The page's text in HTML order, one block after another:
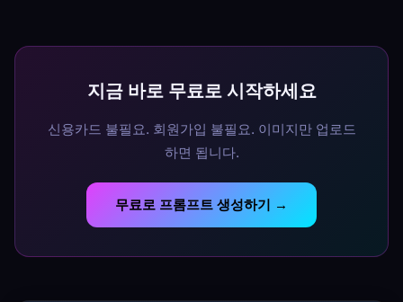
지금 바로 무료로 시작하세요
신용카드 불필요. 회원가입 불필요. 이미지만 업로드
하면 됩니다.
무료로 프롬프트 생성하기 →